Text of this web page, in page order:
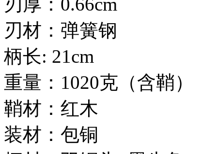
刃材：弹簧钢
柄长: 21cm
重量：1020克（含鞘）
鞘材：红木
装材：包铜